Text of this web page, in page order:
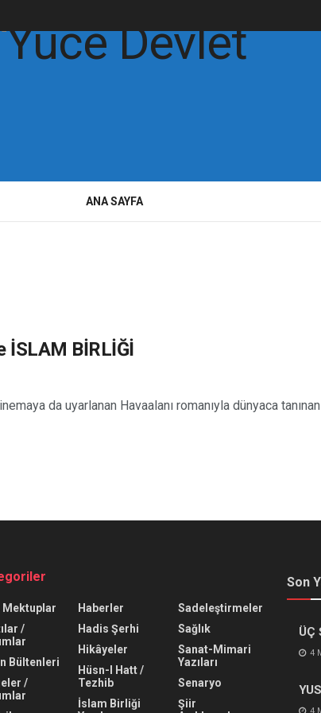
ANA SAYFA
İSLAM BİRLİĞİ
da uyarlanan Havaalanı romanıyla dünyaca tanınan
Mektuplar
/
Bültenleri
/
Haberler
Hadis Şerhi
Hikâyeler
Hüsn-I Hatt /
Tezhib
İslam Birliği
Sadeleştirmeler
Sağlık
Sanat-Mimari
Yazıları
Senaryo
Şiir
Son
ÜÇ
4